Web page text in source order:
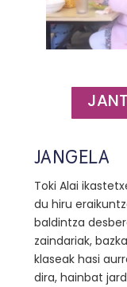
JANGELA
Toki Alai
du hiru
baldintza
zaindariak,
klaseak hasi
dira, hainbat